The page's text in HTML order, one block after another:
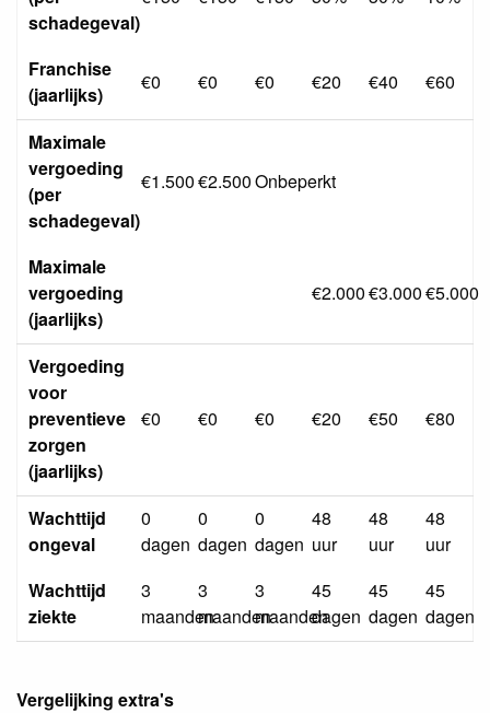
schadegeval)
Franchise
(jaarlijks)
€0 €0 €0 €20 €40 €60
Maximale
vergoeding
(per
schadegeval)
€1.500€2.500Onbeperkt
Maximale
vergoeding
(jaarlijks)
€2.000€3.000€5.000
Vergoeding
voor
preventieve
zorgen
(jaarlijks)
€0 €0 €0 €20 €50 €80
Wachttijd
ongeval
0
dagen
0
dagen
0
dagen
48
uur
48
uur
48
uur
Wachttijd
ziekte
3
maanden
3
maanden
3
maanden
45
dagen
45
dagen
45
dagen
Vergelijking extra's